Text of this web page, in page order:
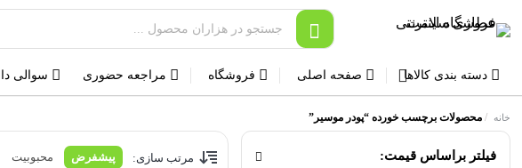
دسته بندی کالاها صفحه اصلی فروشگاه مراجعه حضوری سوالی
خانه /محصولات برچسب خورده “پودر موسیر”
فیلتر براساس قیمت: مرتب سازی: پیشفرض محبوبیت